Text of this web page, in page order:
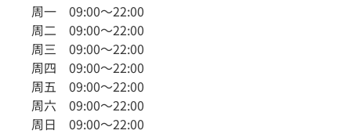
周一 09:00～22:00
周二 09:00～22:00
周三 09:00～22:00
周四 09:00～22:00
周五 09:00～22:00
周六 09:00～22:00
周日 09:00～22:00